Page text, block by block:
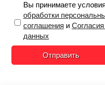
Вы принимаете условия
обработки
соглашения и
данных
Отправить